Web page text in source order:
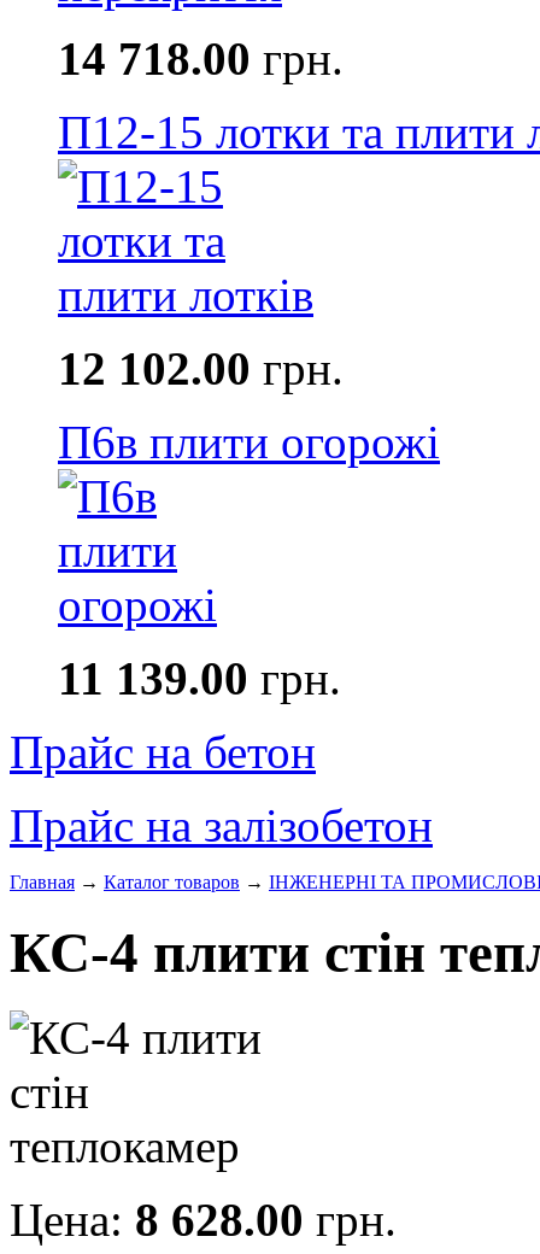
14 718.00 грн.
П12-15 лотки та плити
12 102.00 грн.
П6в плити огорожі
11 139.00 грн.
Прайс на бетон
Прайс на залізобетон
Главная → Каталог товаров → ІНЖЕНЕРНІ ТА
КС-4 плити стін
Цена: 8 628.00 грн.